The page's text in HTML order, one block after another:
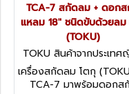
TCA-7 สกัดลม + ดอก
แหลม 18" ชนิดขับด้วยลม
(TOKU)
TOKU สินค้าจากประเท
TCA-7
เครื่องสกัดลม โตกุ
TCA-7 มาพร้อมดอกส